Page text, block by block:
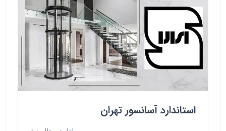
استاندارد آسانسور تهران